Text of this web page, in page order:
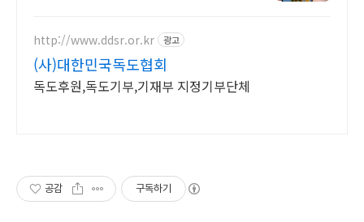
http://www.ddsr.or.kr 광고
(사)대한민국독도협회
독도후원,독도기부,기재부 지정기부단체
공감 구독하기